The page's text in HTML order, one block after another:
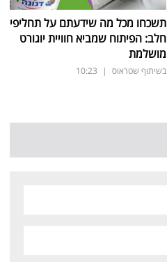
תשכחו מכל מה שידעתם על תחליפי
חלב: הפיתוח שמביא חוויית יוגורט
מושלמת
בשיתוף שטראוס |
10:23